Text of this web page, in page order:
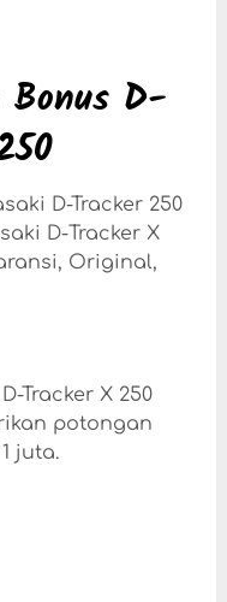
D-
D-Tracker 250
D-Tracker X
Original,
Tracker X 250
potongan
juta.